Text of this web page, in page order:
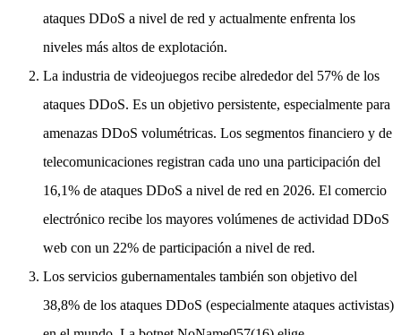
ataques DDoS a nivel de red y actualmente enfrenta los
niveles más altos de explotación.
La industria de videojuegos recibe alrededor del 57% de los
ataques DDoS. Es un objetivo persistente, especialmente para
amenazas DDoS volumétricas. Los segmentos financiero y de
telecomunicaciones registran cada uno una participación del
16,1% de ataques DDoS a nivel de red en 2026. El comercio
electrónico recibe los mayores volúmenes de actividad DDoS
web con un 22% de participación a nivel de red.
Los servicios gubernamentales también son objetivo del
38,8% de los ataques DDoS (especialmente ataques activistas)